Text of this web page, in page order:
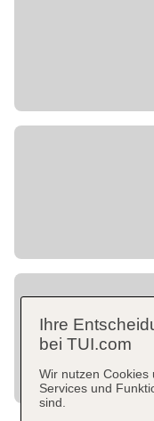
Ihre
bei TUI.com
Wir nutzen Cookies
Services und
sind.